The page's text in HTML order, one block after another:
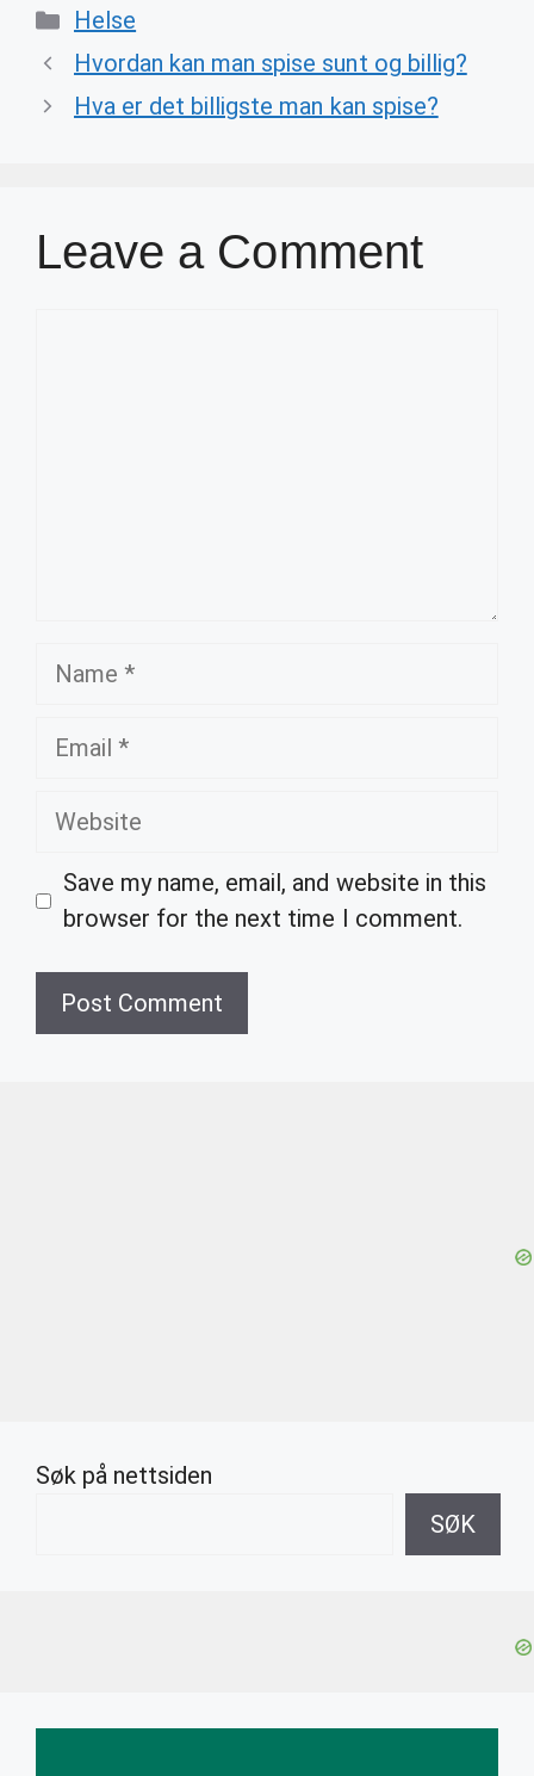
Categories
Helse
Hvordan kan man spise sunt og billig?
Hva er det billigste man kan spise?
Leave a Comment
Name
Email
Website
Save my name, email, and website in this
browser for the next time I comment.
Søk på nettsiden
SØK